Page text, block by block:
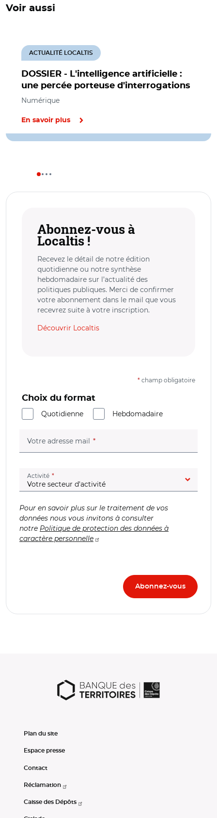
Voir aussi
DOSSIER - L'intelligence artificielle :
une percée porteuse d'interrogations
ACTUALITÉ LOCALTIS
Numérique
En savoir plus
Abonnez-vous à
Localtis !
Recevez le détail de notre édition
quotidienne ou notre synthèse
hebdomadaire sur l’actualité des
politiques publiques. Merci de confirmer
votre abonnement dans le mail que vous
recevrez suite à votre inscription.
Découvrir Localtis
* champ obligatoire
Choix du format
Quotidienne
Hebdomadaire
Votre adresse mail (champ obligatoire)
Activité (champ obligatoire)
Pour en savoir plus sur le traitement de vos
données nous vous invitons à consulter
notre Politique de protection des données à
caractère personnelle
Plan du site
Espace presse
Contact
Réclamation
Caisse des Dépôts